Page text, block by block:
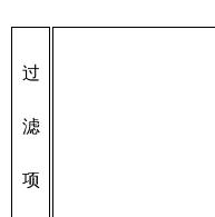
过
滤
项